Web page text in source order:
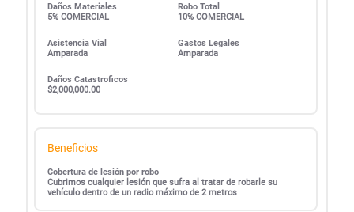
Daños Materiales
5% COMERCIAL
Robo Total
10% COMERCIAL
Asistencia Vial
Amparada
Gastos Legales
Amparada
Daños Catastroficos
$2,000,000.00
Beneficios
Cobertura de lesión por robo
Cubrimos cualquier lesión que sufra al tratar de robarle su
vehículo dentro de un radio máximo de 2 metros